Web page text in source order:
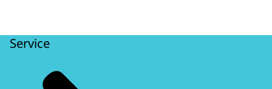
Service